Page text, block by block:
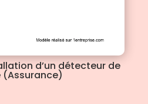
d’un détecteur de
(Assurance)